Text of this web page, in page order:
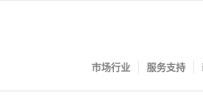
市场行业 服务支持